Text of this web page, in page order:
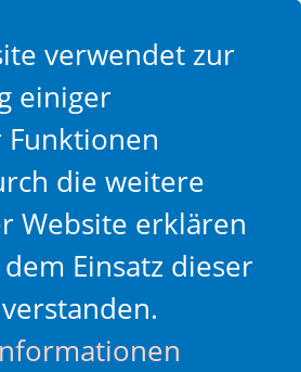
verwendet zur
einiger
die weitere
Website erklären
Einsatz dieser